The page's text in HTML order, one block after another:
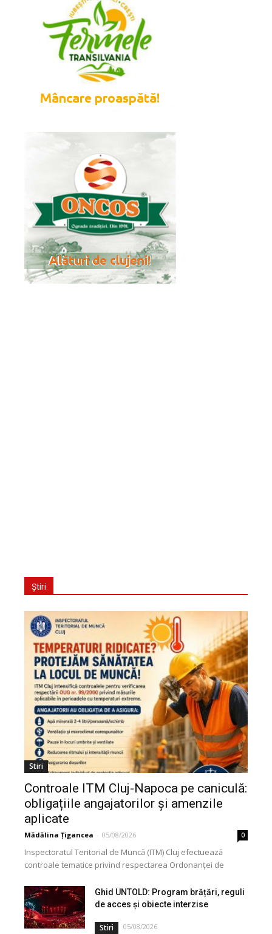
Știri
Stiri
Controale ITM Cluj-Napoca pe caniculă:
obligațiile angajatorilor și amenzile
aplicate
Mădălina Țigancea - 05/08/2026 0
Inspectoratul Teritorial de Muncă (ITM) Cluj efectuează
controale tematice privind respectarea Ordonanței de
angajatorii aplică măsurile...Ghid UNTOLD: Program brățări, reguli
de acces și obiecte interzise
Stiri 05/08/2026